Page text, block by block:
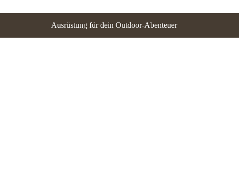
Ausrüstung für dein Outdoor-Abenteuer